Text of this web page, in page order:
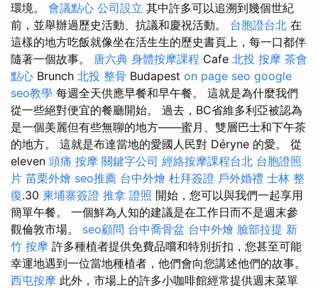
環境。 會議點心 公司設立 其中許多可以追溯到幾個世紀
前，並舉辦過歷史活動、抗議和慶祝活動。 台胞證台北 在
這樣的地方吃飯就像坐在活生生的歷史書頁上，每一口都伴
隨著一個故事。 唐六典 身體按摩課程 Cafe 北投 按摩 茶會
點心 Brunch 北投 整骨 Budapest on page seo google
seo教學 每週全天供應早餐和早午餐。 這就是為什麼我們
從一些絕對便宜的餐廳開始。 過去，BC省維多利亞被認為
是一個美麗但有些無聊的地方——蜜月、雙層巴士和下午茶
的地方。 這就是布達當地的愛國人民對 Déryne 的愛。 從
eleven 頭痛 按摩 關鍵字公司 經絡按摩課程台北 台胞證照
片 苗栗外燴 seo推薦 台中外燴 杜拜簽證 戶外婚禮 士林 整
復.30 柬埔寨簽證 推拿 證照 開始，您可以與我們一起享用
簡單午餐。 一個鮮為人知的建議是在工作日而不是週末參
觀倫敦市場。 seo顧問 台中喬骨盆 台中外燴 臉部拉提 新
竹 按摩 許多種植者提供免費品嚐和特別折扣，您甚至可能
幸運地遇到一位當地種植者，他們會向您講述他們的故事。
西屯按摩 此外，市場上的許多小咖啡館經常提供週末菜單